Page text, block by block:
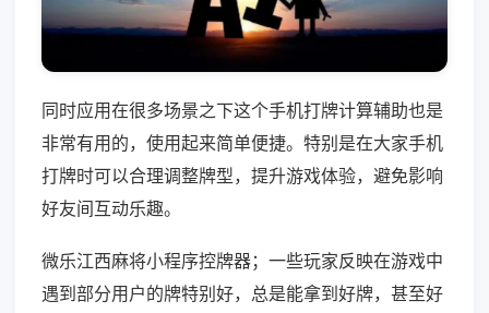
同时应用在很多场景之下这个手机打牌计算辅助也是
非常有用的，使用起来简单便捷。特别是在大家手机
打牌时可以合理调整牌型，提升游戏体验，避免影响
好友间互动乐趣。
微乐江西麻将小程序控牌器；一些玩家反映在游戏中
遇到部分用户的牌特别好，总是能拿到好牌，甚至好